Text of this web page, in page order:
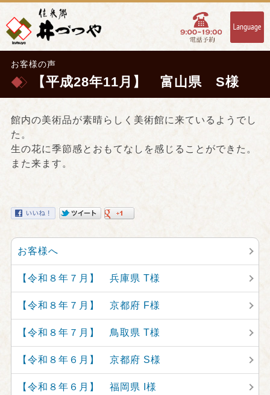
お客様の声
【平成28年11月】 富山県 S様
館内の美術品が素晴らしく美術館に来ているようでし
た。
生の花に季節感とおもてなしを感じることができた。
また来ます。
お客様へ
【令和８年７月】 兵庫県 T様
【令和８年７月】 京都府 F様
【令和８年７月】 鳥取県 T様
【令和８年６月】 京都府 S様
【令和８年６月】 福岡県 I様